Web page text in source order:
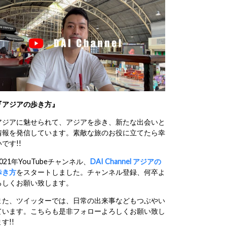
アジアの歩き方』
ジアに魅せられて、アジアを歩き、新たな出会いと
報を発信しています。素敵な旅のお役に立てたら幸
です!!
年YouTubeチャンネル、 DAI Channel アジアの
き方をスタートしました。チャンネル登録、何卒よ
しくお願い致します。
た、ツイッターでは、日常の出来事などもつぶやい
います。こちらも是非フォローよろしくお願い致し
す!!